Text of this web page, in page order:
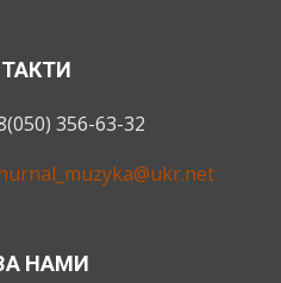
356-63-32
НАМИ